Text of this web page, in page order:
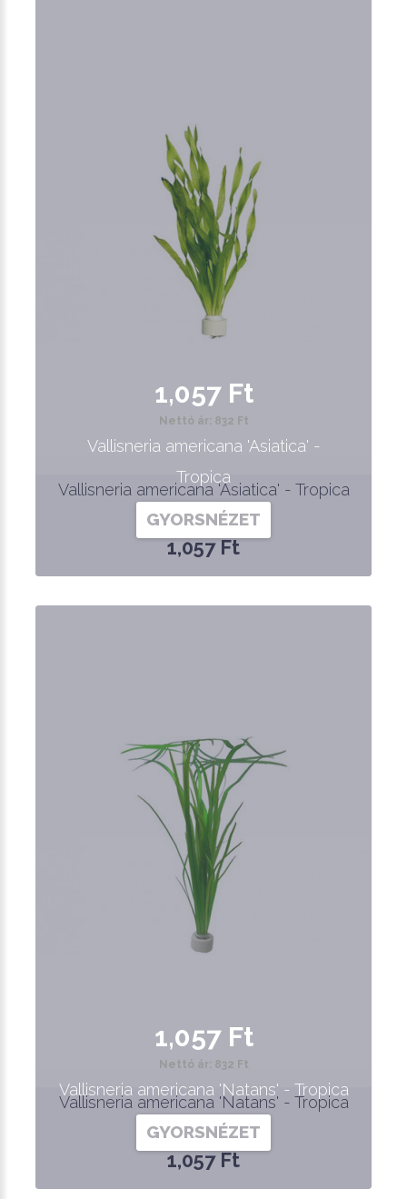
Vallisneria americana 'Asiatica' - Tropica
1,057 Ft
1,057 Ft
Nettó ár: 832 Ft
Vallisneria americana 'Asiatica' -
Tropica
GYORSNÉZET
Vallisneria americana 'Natans' - Tropica
1,057 Ft
1,057 Ft
Nettó ár: 832 Ft
Vallisneria americana 'Natans' - Tropica
GYORSNÉZET